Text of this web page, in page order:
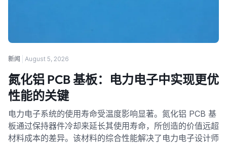
新闻 August 5, 2026
氮化铝 PCB 基板：电力电子中实现更优
性能的关键
电力电子系统的使用寿命受温度影响显著。氮化铝 PCB 基
板通过保持器件冷却来延长其使用寿命，所创造的价值远超
材料成本的差异。该材料的综合性能解决了电力电子设计师